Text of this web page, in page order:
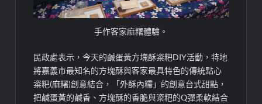
手作客家麻糬體驗。
民政處表示，今天的鹹蛋黃方塊酥粢粑DIY活動，特地
將嘉義市最知名的方塊酥與客家最具特色的傳統點心
粢粑(麻糬)創意結合，「外酥內糯」的創意台式甜點，
把鹹蛋黃的鹹香、方塊酥的香脆與粢粑的Q彈柔軟結合